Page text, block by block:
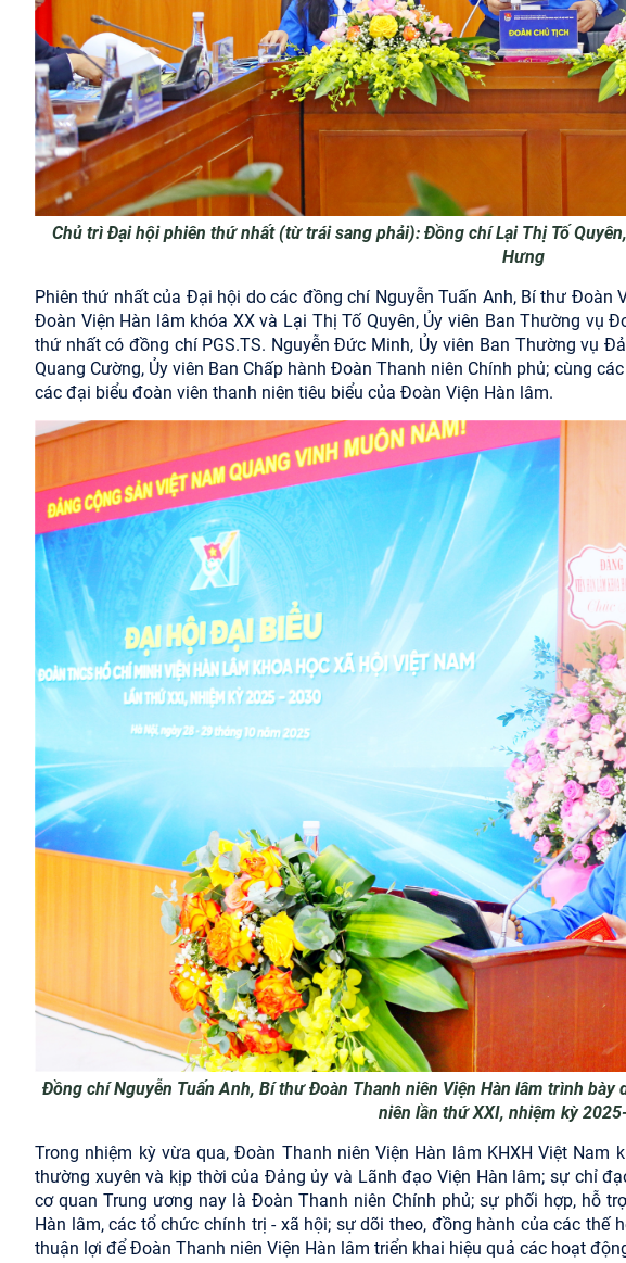
Chủ trì Đại hội phiên thứ nhất (từ trái sang phải): Đồng chí Lại Thị Tố
Hưng
Phiên thứ nhất của Đại hội do các đồng chí Nguyễn Tuấn Anh, Bí thư Đoàn
Đoàn Viện Hàn lâm khóa XX và Lại Thị Tố Quyên, Ủy viên Ban Thường vụ
thứ nhất có đồng chí PGS.TS. Nguyễn Đức Minh, Ủy viên Ban Thường vụ
Quang Cường, Ủy viên Ban Chấp hành Đoàn Thanh niên Chính phủ; cùng
các đại biểu đoàn viên thanh niên tiêu biểu của Đoàn Viện Hàn lâm.
Đồng chí Nguyễn Tuấn Anh, Bí thư Đoàn Thanh niên Viện Hàn lâm trình bày
niên lần thứ XXI, nhiệm kỳ
Trong nhiệm kỳ vừa qua, Đoàn Thanh niên Viện Hàn lâm KHXH Việt
thường xuyên và kịp thời của Đảng ủy và Lãnh đạo Viện Hàn lâm; sự chỉ
cơ quan Trung ương nay là Đoàn Thanh niên Chính phủ; sự phối hợp, hỗ
Hàn lâm, các tổ chức chính trị - xã hội; sự dõi theo, đồng hành của các thế
thuận lợi để Đoàn Thanh niên Viện Hàn lâm triển khai hiệu quả các hoạt